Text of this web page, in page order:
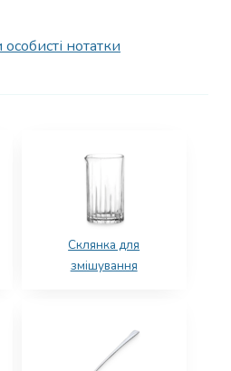
нотатки
Склянка для
змішування